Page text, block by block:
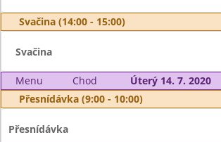
Svačina (14:00 - 15:00)
Svačina
Menu Chod
Úterý 14. 7. 2020
Přesnídávka (9:00 - 10:00)
Přesnídávka